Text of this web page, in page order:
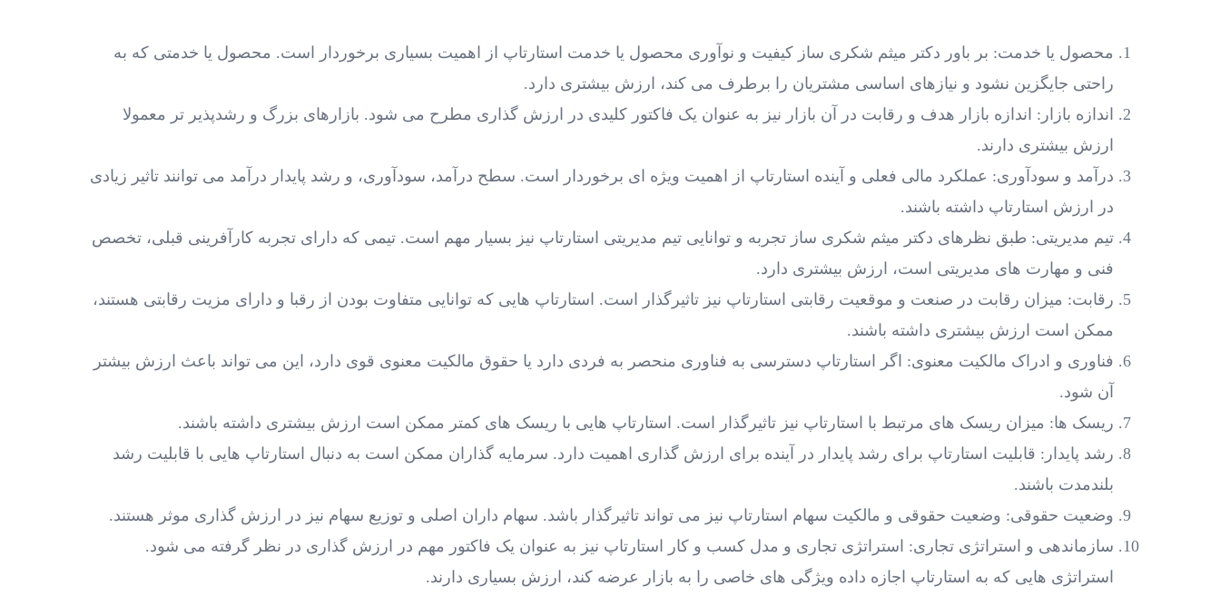
محصول یا خدمت: بر باور دکتر میثم شکری ساز کیفیت و نوآوری محصول یا خدمت استارتاپ از اهمیت بسیاری برخوردار است. محصول یا خدمتی که به
راحتی جایگزین نشود و نیازهای اساسی مشتریان را برطرف می ‌کند، ارزش بیشتری دارد.
اندازه بازار: اندازه بازار هدف و رقابت در آن بازار نیز به عنوان یک فاکتور کلیدی در ارزش ‌گذاری مطرح می ‌شود. بازارهای بزرگ و رشدپذیر تر معمولا
ارزش بیشتری دارند.
درآمد و سودآوری: عملکرد مالی فعلی و آینده استارتاپ از اهمیت ویژه ‌ای برخوردار است. سطح درآمد، سودآوری، و رشد پایدار درآمد می ‌توانند تاثیر زیادی
در ارزش استارتاپ داشته باشند.
تیم مدیریتی: طبق نظرهای دکتر میثم شکری ساز تجربه و توانایی تیم مدیریتی استارتاپ نیز بسیار مهم است. تیمی که دارای تجربه کارآفرینی قبلی، تخصص
فنی و مهارت‌ های مدیریتی است، ارزش بیشتری دارد.
رقابت: میزان رقابت در صنعت و موقعیت رقابتی استارتاپ نیز تاثیرگذار است. استارتاپ ‌هایی که توانایی متفاوت بودن از رقبا و دارای مزیت رقابتی هستند،
ممکن است ارزش بیشتری داشته باشند.
فناوری و ادراک مالکیت معنوی: اگر استارتاپ دسترسی به فناوری منحصر به فردی دارد یا حقوق مالکیت معنوی قوی دارد، این می ‌تواند باعث ارزش بیشتر
آن شود.
ریسک ‌ها: میزان ریسک‌ های مرتبط با استارتاپ نیز تاثیرگذار است. استارتاپ ‌هایی با ریسک‌ های کمتر ممکن است ارزش بیشتری داشته باشند.
رشد پایدار: قابلیت استارتاپ برای رشد پایدار در آینده برای ارزش ‌گذاری اهمیت دارد. سرمایه‌ گذاران ممکن است به دنبال استارتاپ ‌هایی با قابلیت رشد
بلندمدت باشند.
وضعیت حقوقی: وضعیت حقوقی و مالکیت سهام استارتاپ نیز می ‌تواند تاثیرگذار باشد. سهام‌ داران اصلی و توزیع سهام نیز در ارزش ‌گذاری موثر هستند.
سازماندهی و استراتژی تجاری: استراتژی تجاری و مدل کسب و کار استارتاپ نیز به عنوان یک فاکتور مهم در ارزش‌ گذاری در نظر گرفته می‌ شود.
استراتژی ‌هایی که به استارتاپ اجازه داده ویژگی ‌های خاصی را به بازار عرضه کند، ارزش بسیاری دارند.